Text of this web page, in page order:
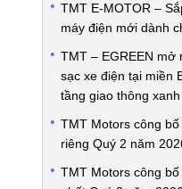
TMT E-MOTOR –
máy điện mới dành
TMT – EGREEN mở
sạc xe điện tại miền
tầng giao thông xanh
TMT Motors công
riêng Quý 2 năm
TMT Motors công